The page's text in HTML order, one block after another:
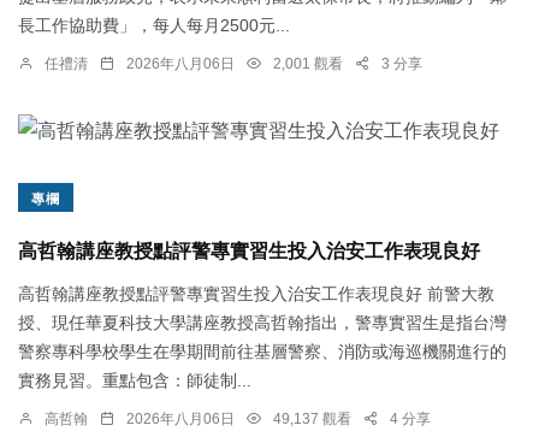
長工作協助費」，每人每月2500元...
任禮清 2026年八月06日 2,001 觀看 3 分享
專欄
高哲翰講座教授點評警專實習生投入治安工作表現良好
高哲翰講座教授點評警專實習生投入治安工作表現良好 前警大教
授、現任華夏科技大學講座教授高哲翰指出，警專實習生是指台灣
警察專科學校學生在學期間前往基層警察、消防或海巡機關進行的
實務見習。重點包含：師徒制...
高哲翰 2026年八月06日 49,137 觀看 4 分享